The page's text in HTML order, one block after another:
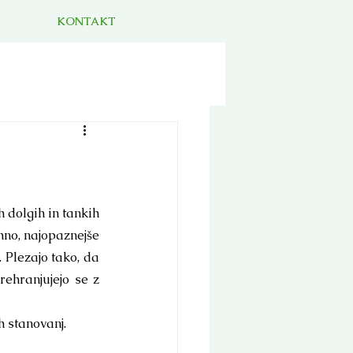
KONTAKT
dolgih in tankih
najopaznejše
tako, da
se z
stanovanj.